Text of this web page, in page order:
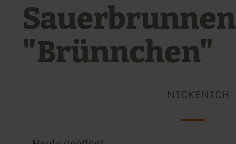
Sauerbrunnen
"Brünnchen"
NICKENICH